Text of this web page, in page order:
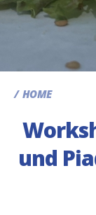
HOME
und